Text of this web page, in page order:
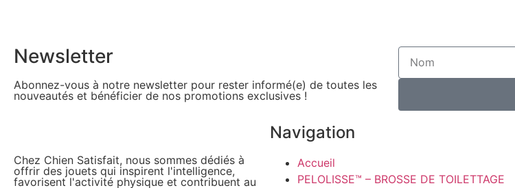
Newsletter
Abonnez-vous à notre newsletter pour rester informé(e) de toutes les
nouveautés et bénéficier de nos promotions exclusives !
Chez Chien Satisfait, nous sommes dédiés à
offrir des jouets qui inspirent l'intelligence,
favorisent l'activité physique et contribuent au
Navigation
Accueil
PELOLISSE™ – BROSSE DE TOILETTAGE